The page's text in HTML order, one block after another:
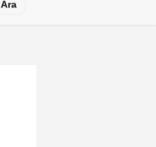
Ara